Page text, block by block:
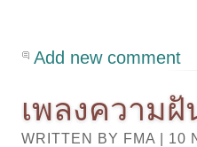
Add new comment
เพลงความ
WRITTEN BY FMA 10